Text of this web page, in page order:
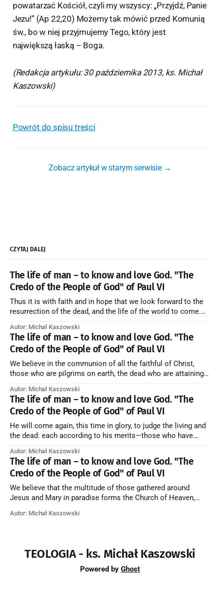
powatarzać Kościół, czyli my wszyscy: „Przyjdź, Panie
Jezu!” (Ap 22,20) Możemy tak mówić przed Komunią
św., bo w niej przyjmujemy Tego, który jest
największą łaską – Boga.
(Redakcja artykułu: 30 października 2013, ks. Michał
Kaszowski)
Powrót do spisu treści
Zobacz artykuł w starym serwisie →
CZYTAJ DALEJ
The life of man – to know and love God. "The
Credo of the People of God" of Paul VI
Thus it is with faith and in hope that we look forward to the
resurrection of the dead, and the life of the world to come.
artykuł w starym serwisie →
Autor: Michał Kaszowski
The life of man – to know and love God. "The
Credo of the People of God" of Paul VI
We believe in the communion of all the faithful of Christ,
those who are pilgrims on earth, the dead who are attaining
forming one Church; and we believe that in this communion
the merciful love of God and His saints is
Autor: Michał Kaszowski
The life of man – to know and love God. "The
Credo of the People of God" of Paul VI
He will come again, this time in glory, to judge the living and
the dead: each according to his merits—those who have
those who have refused them to the end going to the fire that
is not
Autor: Michał Kaszowski
The life of man – to know and love God. "The
Credo of the People of God" of Paul VI
We believe that the multitude of those gathered around
Jesus and Mary in paradise forms the Church of Heaven,
they also, in different degrees, are associated with the holy
Autor: Michał Kaszowski
TEOLOGIA - ks. Michał Kaszowski
Powered by Ghost